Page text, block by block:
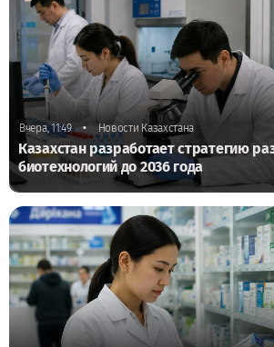
Вчера, 11:49 • Новости Казахстана
Казахстан разработает стратегию
биотехнологий до 2036 года